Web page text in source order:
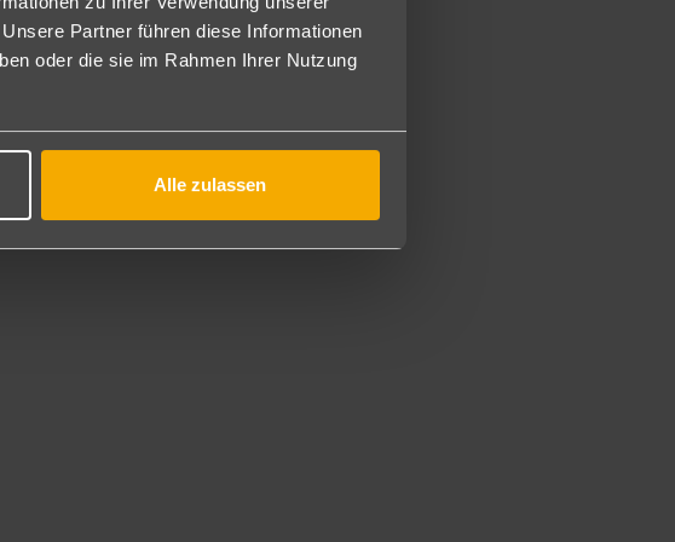
Partner führen diese Informationen
oder die sie im Rahmen Ihrer Nutzung
Alle zulassen